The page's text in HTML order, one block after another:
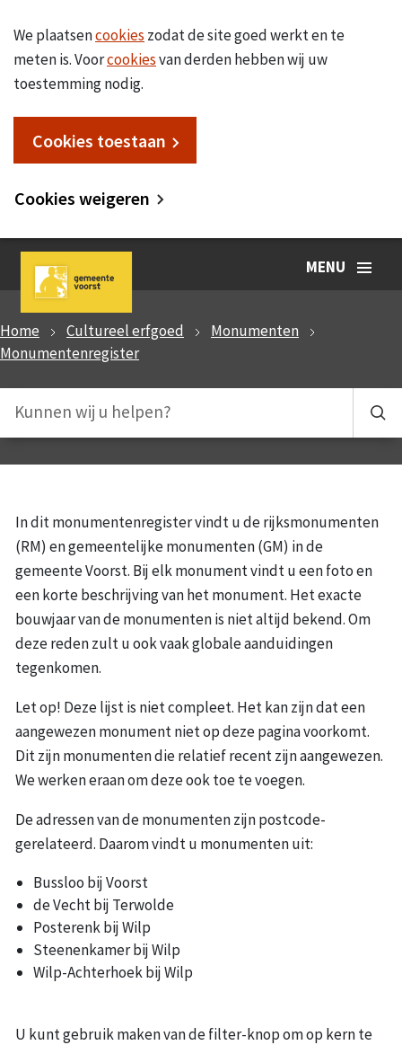
We plaatsencookies zodat de site goed werkt en te
meten is. Voorcookiesvan derden hebben wij uw
toestemming nodig.
Cookies toestaan
Cookies weigeren
MENU
Home Cultureel erfgoed
Monumenten
Monumentenregister
In dit monumentenregister vindt u de rijksmonumenten
(RM) en gemeentelijke monumenten (GM) in de
gemeente Voorst. Bij elk monument vindt u een foto en
een korte beschrijving van het monument. Het exacte
bouwjaar van de monumenten is niet altijd bekend. Om
deze reden zult u ook vaak globale aanduidingen
tegenkomen.
Let op! Deze lijst is niet compleet. Het kan zijn dat een
aangewezen monument niet op deze pagina voorkomt.
Dit zijn monumenten die relatief recent zijn aangewezen.
We werken eraan om deze ook toe te voegen.
De adressen van de monumenten zijn postcode-
gerelateerd. Daarom vindt u monumenten uit:
Bussloo bij Voorst
de Vecht bij Terwolde
Posterenk bij Wilp
Steenenkamer bij Wilp
Wilp-Achterhoek bij Wilp
U kunt gebruik maken van de filter-knop om op kern te